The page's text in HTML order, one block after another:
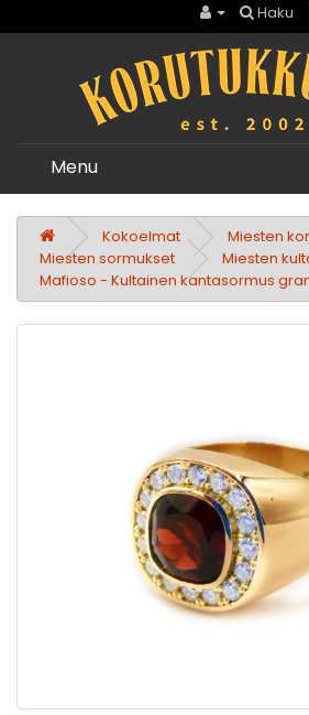
Haku
Menu
Kokoelmat
Miesten
Miesten sormukset
Miesten
Mafioso - Kultainen kantasormus